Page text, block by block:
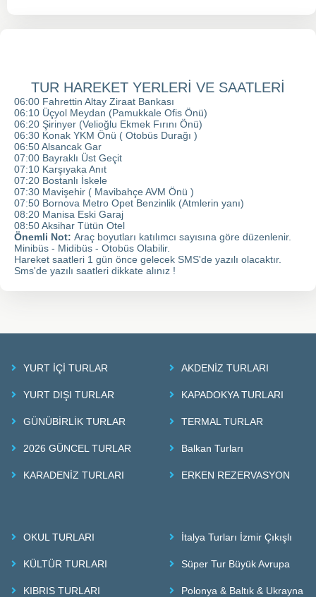
TUR HAREKET YERLERİ VE SAATLERİ
06:00 Fahrettin Altay Ziraat Bankası
06:10 Üçyol Meydan (Pamukkale Ofis Önü)
06:20 Şirinyer (Velioğlu Ekmek Fırını Önü)
06:30 Konak YKM Önü ( Otobüs Durağı )
06:50 Alsancak Gar
07:00 Bayraklı Üst Geçit
07:10 Karşıyaka Anıt
07:20 Bostanlı İskele
07:30 Mavişehir ( Mavibahçe AVM Önü )
07:50 Bornova Metro Opet Benzinlik (Atmlerin yanı)
08:20 Manisa Eski Garaj
08:50 Aksihar Tütün Otel
Önemli Not: Araç boyutları katılımcı sayısına göre düzenlenir.
Minibüs - Midibüs - Otobüs Olabilir.
Hareket saatleri 1 gün önce gelecek SMS'de yazılı olacaktır.
Sms'de yazılı saatleri dikkate alınız !
YURT İÇİ TURLAR
YURT DIŞI TURLAR
GÜNÜBİRLİK TURLAR
2026 GÜNCEL TURLAR
KARADENİZ TURLARI
AKDENİZ TURLARI
KAPADOKYA TURLARI
TERMAL TURLAR
Balkan Turları
ERKEN REZERVASYON
OKUL TURLARI
KÜLTÜR TURLARI
KIBRIS TURLARI
İtalya Turları İzmir Çıkışlı
Süper Tur Büyük Avrupa
Polonya & Baltık & Ukrayna